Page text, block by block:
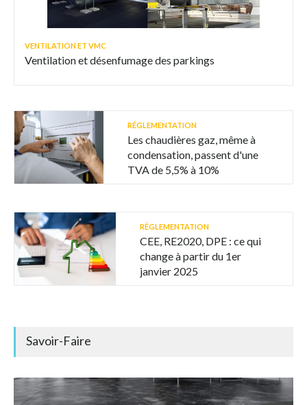
VENTILATION ET VMC
Ventilation et désenfumage des parkings
RÉGLEMENTATION
Les chaudières gaz, même à
condensation, passent d'une
TVA de 5,5% à 10%
RÉGLEMENTATION
CEE, RE2020, DPE : ce qui
change à partir du 1er
janvier 2025
Savoir-Faire